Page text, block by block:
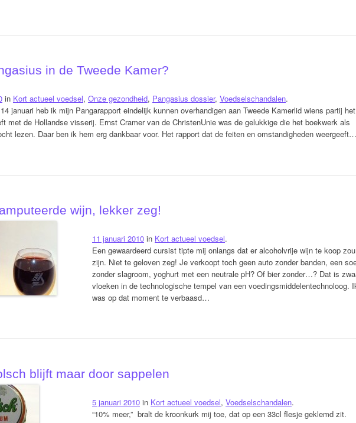
in de Tweede Kamer?
in Kort actueel voedsel, Onze gezondheid, Pangasius dossier, Voedselschandalen.
januari heb ik mijn Pangarapport eindelijk kunnen overhandigen aan Tweede Kamerlid wiens partij het
met de Hollandse visserij. Ernst Cramer van de ChristenUnie was de gelukkige die het boekwerk als
lezen. Daar ben ik hem erg dankbaar voor. Het rapport dat de feiten en omstandigheden weergeeft…
wijn, lekker zeg!
11 januari 2010 in Kort actueel voedsel.
Een gewaardeerd cursist tipte mij onlangs dat er alcoholvrije wijn te koop zou
zijn. Niet te geloven zeg! Je verkoopt toch geen auto zonder banden, een
zonder slagroom, yoghurt met een neutrale pH? Of bier zonder…? Dat is
vloeken in de technologische tempel van een voedingsmiddelentechnoloog.
was op dat moment te verbaasd…
blijft maar door sappelen
5 januari 2010 in Kort actueel voedsel, Voedselschandalen.
“10% meer,” bralt de kroonkurk mij toe, dat op een 33cl flesje geklemd zit.